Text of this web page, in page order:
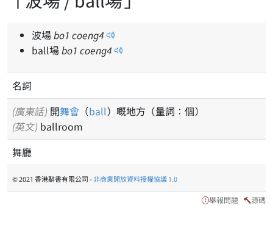
波場bo1 coeng4
ball場bo1 coeng4
名詞
(廣東話) 開舞會 （ball）嘅地方（量詞：個）
(英文) ballroom
舞廳
© 2021 香港辭書有限公司 -非商業開放資料授權協議 1.0
舉報問題 源碼